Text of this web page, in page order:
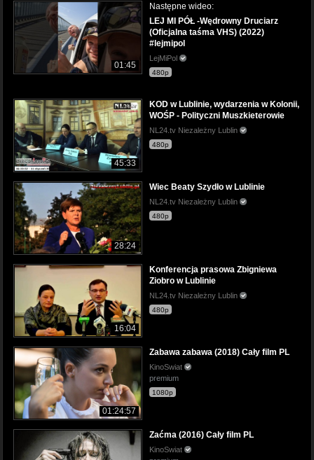
01:45
Następne wideo:
LEJ MI PÓŁ -Wędrowny Druciarz
(Oficjalna taśma VHS) (2022)
#lejmipol
LejMiPol
480p
45:33
KOD w Lublinie, wydarzenia w Kolonii,
WOŚP - Polityczni Muszkieterowie
NL24.tv Niezależny Lublin
480p
28:24
Wiec Beaty Szydło w Lublinie
NL24.tv Niezależny Lublin
480p
16:04
Konferencja prasowa Zbigniewa
Ziobro w Lublinie
NL24.tv Niezależny Lublin
480p
01:24:57
Zabawa zabawa (2018) Cały film PL
KinoSwiat
premium
1080p
Zaćma (2016) Cały film PL
KinoSwiat